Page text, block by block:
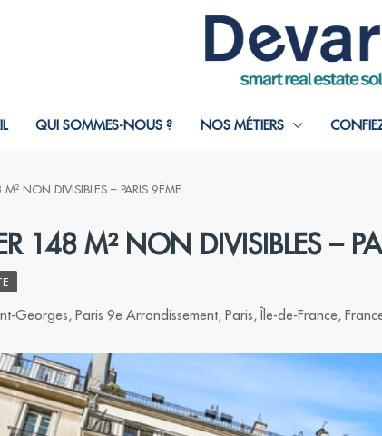
QUI SOMMES-NOUS ? NOS MÉTIERS
NON DIVISIBLES – PARIS 9ÈME
148 M² NON DIVISIBLES –
Georges, Paris 9e Arrondissement, Paris, Île-de-France,